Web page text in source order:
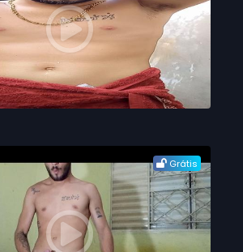
Grátis